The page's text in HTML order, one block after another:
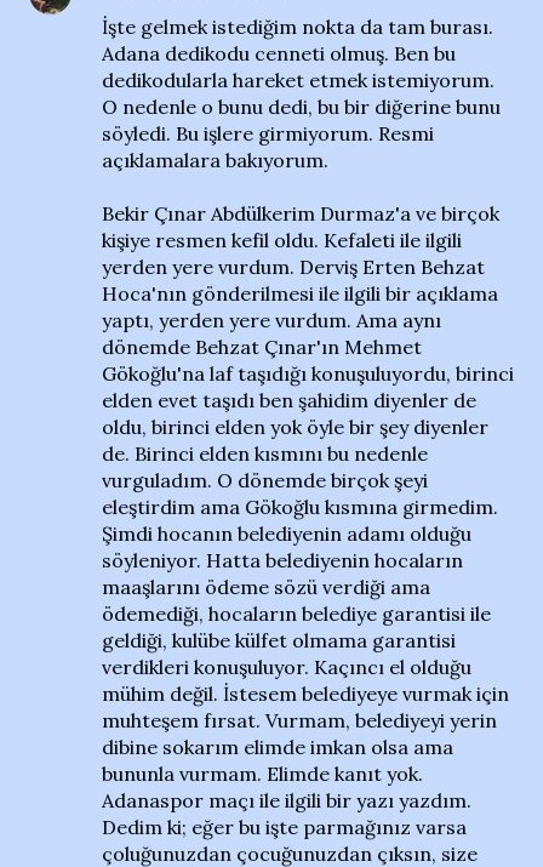
İşte gelmek istediğim nokta da tam burası.
Adana dedikodu cenneti olmuş. Ben bu
dedikodularla hareket etmek istemiyorum.
O nedenle o bunu dedi, bu bir diğerine bunu
söyledi. Bu işlere girmiyorum. Resmi
açıklamalara bakıyorum.
Bekir Çınar Abdülkerim Durmaz'a ve birçok
kişiye resmen kefil oldu. Kefaleti ile ilgili
yerden yere vurdum. Derviş Erten Behzat
Hoca'nın gönderilmesi ile ilgili bir açıklama
yaptı, yerden yere vurdum. Ama aynı
dönemde Behzat Çınar'ın Mehmet
Gökoğlu'na laf taşıdığı konuşuluyordu, birinci
elden evet taşıdı ben şahidim diyenler de
oldu, birinci elden yok öyle bir şey diyenler
de. Birinci elden kısmını bu nedenle
vurguladım. O dönemde birçok şeyi
eleştirdim ama Gökoğlu kısmına girmedim.
Şimdi hocanın belediyenin adamı olduğu
söyleniyor. Hatta belediyenin hocaların
maaşlarını ödeme sözü verdiği ama
ödemediği, hocaların belediye garantisi ile
geldiği, kulübe külfet olmama garantisi
verdikleri konuşuluyor. Kaçıncı el olduğu
mühim değil. İstesem belediyeye vurmak için
muhteşem fırsat. Vurmam, belediyeyi yerin
dibine sokarım elimde imkan olsa ama
bununla vurmam. Elimde kanıt yok.
Adanaspor maçı ile ilgili bir yazı yazdım.
Dedim ki; eğer bu işte parmağınız varsa
çoluğunuzdan çocuğunuzdan çıksın, size